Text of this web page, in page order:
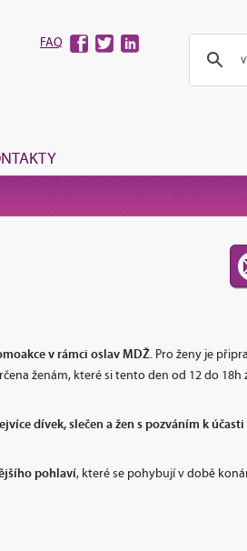
FAQ
v rámci oslav MDŽ. Pro ženy je
ženám, které si tento den od 12 do 18h
dívek, slečen a žen s pozváním k účasti
pohlaví, které se pohybují v době